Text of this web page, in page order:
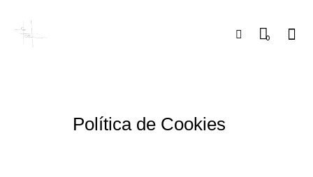
0
Política de Cookies